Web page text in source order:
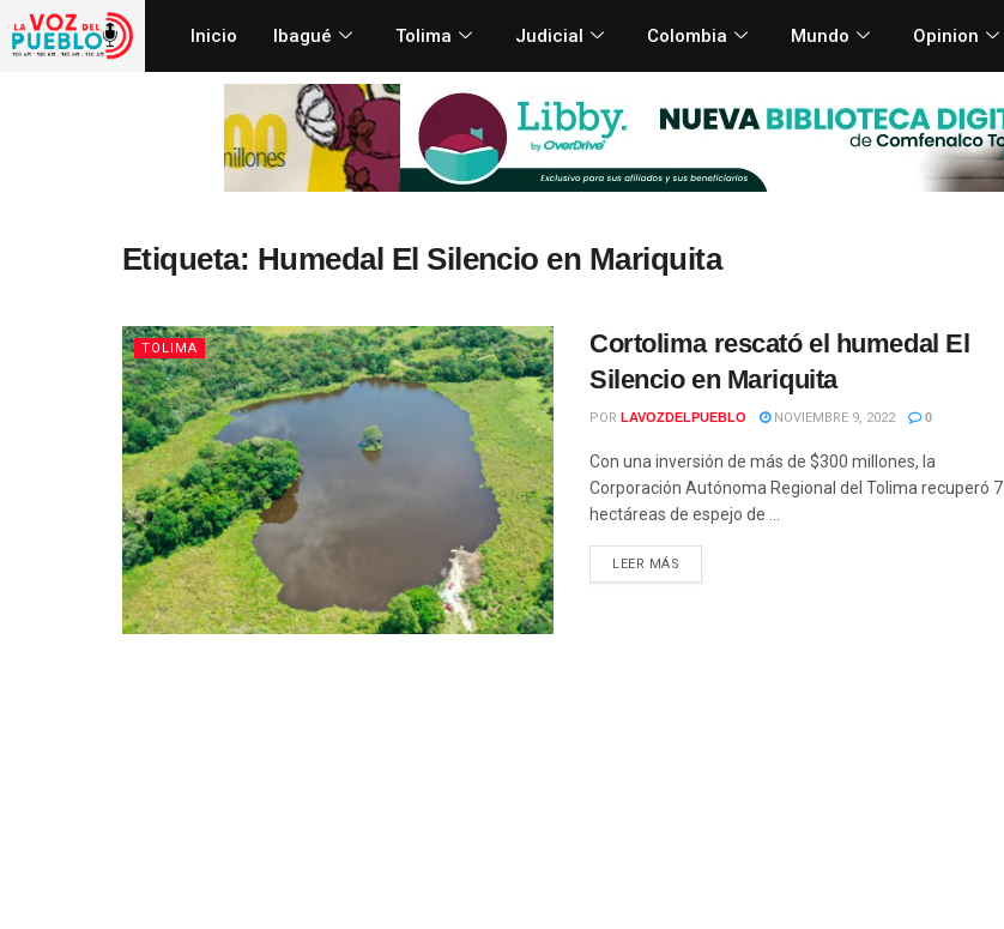
Inicio Ibagué Tolima Judicial Colombia Mundo Opinion
Etiqueta: Humedal El Silencio en Mariquita
TOLIMA
Cortolima rescató el humedal El
Silencio en Mariquita
POR LAVOZDELPUEBLO NOVIEMBRE 9, 2022 0
Con una inversión de más de $300 millones, la
Corporación Autónoma Regional del Tolima recuperó 7
hectáreas de espejo de ...
LEER MÁS